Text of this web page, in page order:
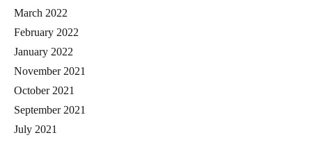
March 2022
February 2022
January 2022
November 2021
October 2021
September 2021
July 2021